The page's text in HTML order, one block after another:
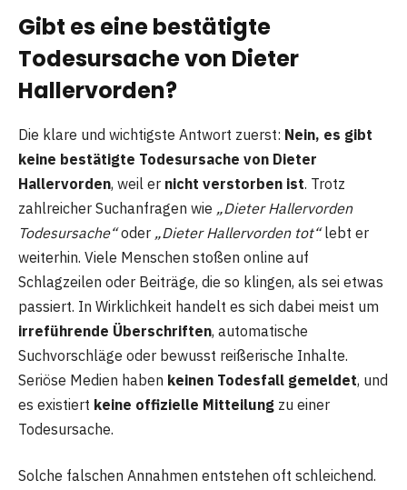
Gibt es eine bestätigte
Todesursache von Dieter
Hallervorden?
Die klare und wichtigste Antwort zuerst: Nein, es gibt
keine bestätigte Todesursache von Dieter
Hallervorden, weil er nicht verstorben ist. Trotz
zahlreicher Suchanfragen wie „Dieter Hallervorden
Todesursache“oder „Dieter Hallervorden tot“lebt er
weiterhin. Viele Menschen stoßen online auf
Schlagzeilen oder Beiträge, die so klingen, als sei etwas
passiert. In Wirklichkeit handelt es sich dabei meist um
irreführende Überschriften, automatische
Suchvorschläge oder bewusst reißerische Inhalte.
Seriöse Medien haben keinen Todesfall gemeldet, und
es existiert keine offizielle Mitteilung zu einer
Todesursache.
Solche falschen Annahmen entstehen oft schleichend.